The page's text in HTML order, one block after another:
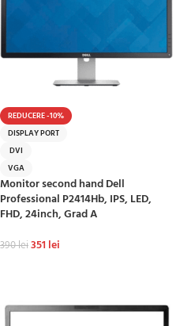
REDUCERE -10%
DISPLAY PORT
DVI
VGA
Monitor second hand Dell
Professional P2414Hb, IPS, LED,
FHD, 24inch, Grad A
390lei351 lei